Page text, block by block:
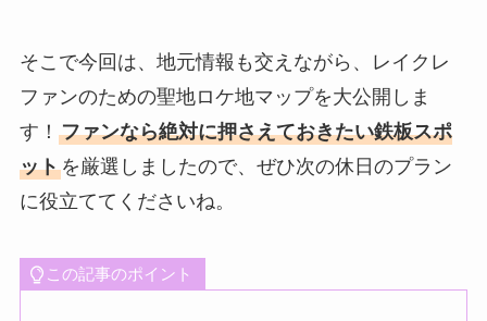
そこで今回は、地元情報も交えながら、レイクレ
ファンのための聖地ロケ地マップを大公開しま
す！ ファンなら絶対に押さえておきたい鉄板スポ
ットを厳選しましたので、ぜひ次の休日のプラン
に役立ててくださいね。
この記事のポイント